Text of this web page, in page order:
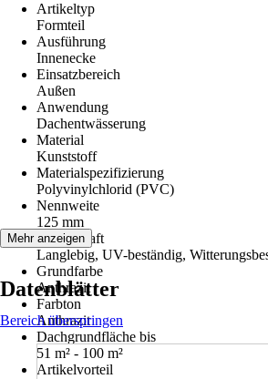
Artikeltyp
Formteil
Ausführung
Innenecke
Einsatzbereich
Außen
Anwendung
Dachentwässerung
Material
Kunststoff
Materialspezifizierung
Polyvinylchlorid (PVC)
Nennweite
125 mm
Eigenschaft
Langlebig, UV-beständig,
Grundfarbe
Anthrazit
Farbton
Anthrazit
Dachgrundfläche bis
51 m² - 100 m²
Artikelvorteil
Mehr anzeigen
Datenblätter
Bereich überspringen